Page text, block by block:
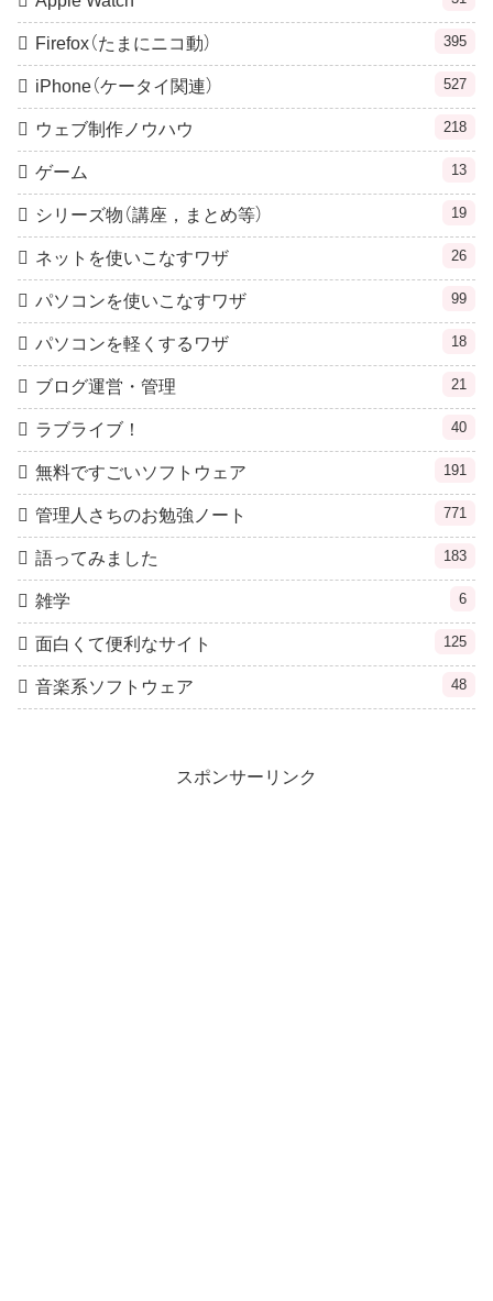
Firefox（たまにニコ動） 395
iPhone（ケータイ関連） 527
ウェブ制作ノウハウ 218
ゲーム 13
シリーズ物（講座，まとめ等） 19
ネットを使いこなすワザ 26
パソコンを使いこなすワザ 99
パソコンを軽くするワザ 18
ブログ運営・管理 21
ラブライブ！ 40
無料ですごいソフトウェア 191
管理人さちのお勉強ノート 771
語ってみました 183
雑学 6
面白くて便利なサイト 125
音楽系ソフトウェア 48
スポンサーリンク